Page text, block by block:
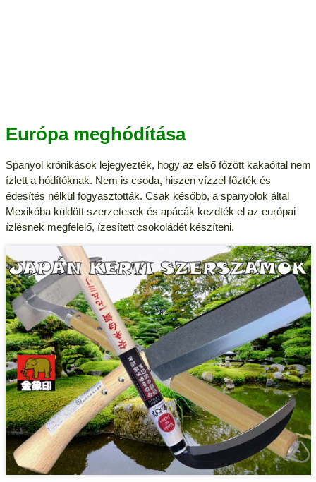
Európa meghódítása
Spanyol krónikások lejegyezték, hogy az első főzött kakaóital nem
ízlett a hódítóknak. Nem is csoda, hiszen vízzel főzték és
édesítés nélkül fogyasztották. Csak később, a spanyolok által
Mexikóba küldött szerzetesek és apácák kezdték el az európai
ízlésnek megfelelő, ízesített csokoládét készíteni.